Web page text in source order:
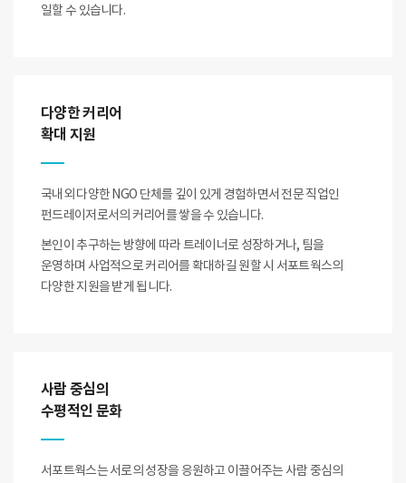
일할 수 있습니다.
다양한 커리어
확대 지원
국내외 다양한 NGO 단체를 깊이 있게 경험하면서 전문 직업인
펀드레이저로서의 커리어를 쌓을 수 있습니다.
본인이 추구하는 방향에 따라 트레이너로 성장하거나, 팀을
운영하며 사업적으로 커리어를 확대하길 원할 시 서포트웍스의
다양한 지원을 받게 됩니다.
사람 중심의
수평적인 문화
서포트웍스는 서로의 성장을 응원하고 이끌어주는 사람 중심의